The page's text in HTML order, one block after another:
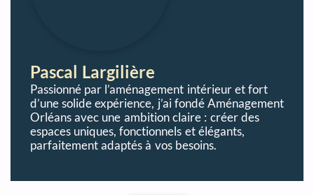
Pascal Largilière
Passionné par l’aménagement intérieur et fort
d’une solide expérience, j’ai fondé Aménagement
Orléans avec une ambition claire : créer des
espaces uniques, fonctionnels et élégants,
parfaitement adaptés à vos besoins.